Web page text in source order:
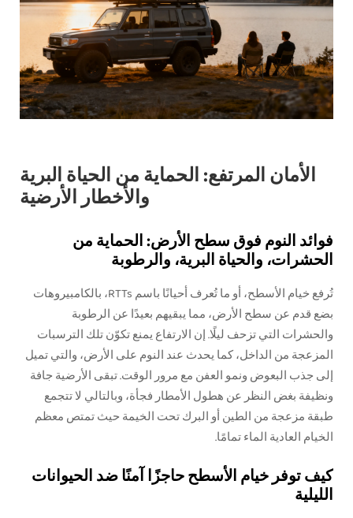
الأمان المرتفع: الحماية من الحياة البرية
والأخطار الأرضية
فوائد النوم فوق سطح الأرض: الحماية من
الحشرات، والحياة البرية، والرطوبة
تُرفع خيام الأسطح، أو ما تُعرف أحيانًا باسم RTTs، بالكامبيروهات
بضع قدم عن سطح الأرض، مما يبقيهم بعيدًا عن الرطوبة
والحشرات التي تزحف ليلًا. إن الارتفاع يمنع تكوّن تلك الترسبات
المزعجة من الداخل، كما يحدث عند النوم على الأرض، والتي تميل
إلى جذب البعوض ونمو العفن مع مرور الوقت. تبقى الأرضية جافة
ونظيفة بغض النظر عن هطول الأمطار فجأة، وبالتالي لا تتجمع
طبقة مزعجة من الطين أو البرك تحت الخيمة حيث تمتص معظم
الخيام العادية الماء تمامًا.
كيف توفر خيام الأسطح حاجزًا آمنًا ضد الحيوانات
الليلية